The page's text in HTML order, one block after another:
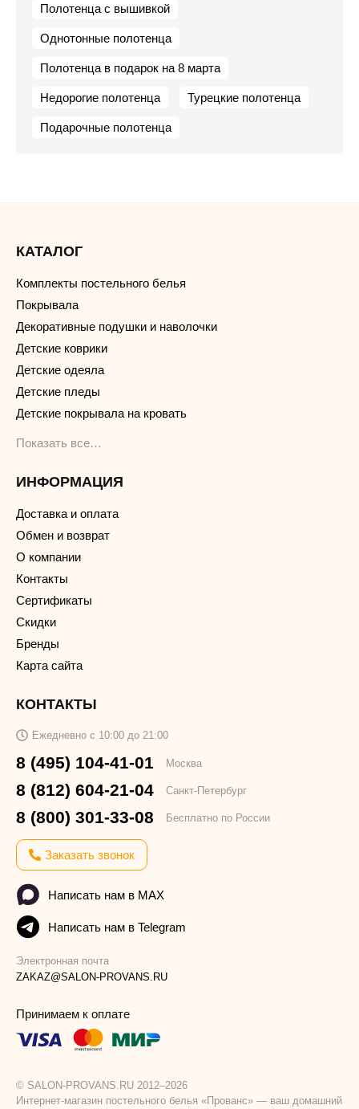
Полотенца с вышивкой
Однотонные полотенца
Полотенца в подарок на 8 марта
Недорогие полотенца Турецкие полотенца
Подарочные полотенца
КАТАЛОГ
Комплекты постельного белья
Покрывала
Декоративные подушки и наволочки
Детские коврики
Детские одеяла
Детские пледы
Детские покрывала на кровать
Показать все…
ИНФОРМАЦИЯ
Доставка и оплата
Обмен и возврат
О компании
Контакты
Сертификаты
Скидки
Бренды
Карта сайта
КОНТАКТЫ
Ежедневно с 10:00 до 21:00
8 (495) 104-41-01 Москва
8 (812) 604-21-04 Санкт-Петербург
8 (800) 301-33-08 Бесплатно по России
Заказать звонок
Написать нам в MAX
Написать нам в Telegram
Электронная почта
ZAKAZ@SALON-PROVANS.RU
Принимаем к оплате
© SALON-PROVANS.RU 2012–2026
Интернет-магазин постельного белья «Прованс» — ваш домашний